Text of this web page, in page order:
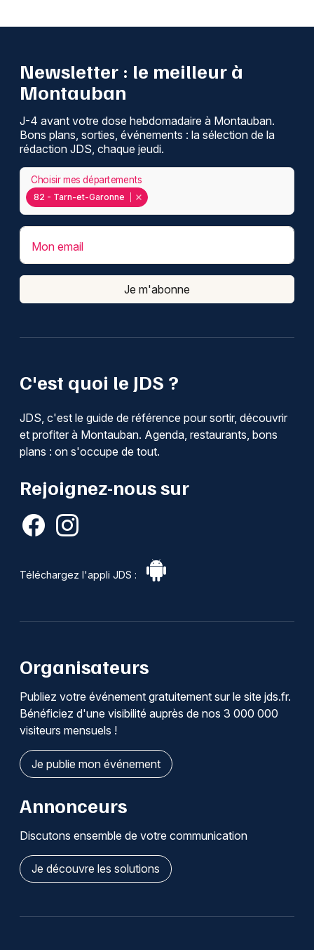
C'est quoi le JDS ?
JDS, c'est le guide de référence pour sortir, découvrir
et profiter à Montauban. Agenda, restaurants, bons
plans : on s'occupe de tout.
Rejoignez-nous sur
Téléchargez l'appli JDS :
Newsletter : le meilleur à
Montauban
J-4 avant votre dose hebdomadaire à Montauban.
Bons plans, sorties, événements : la sélection de la
rédaction JDS, chaque jeudi.
82 - Tarn-et-Garonne
Choisir mes départements
Mon email
Je m'abonne
Organisateurs
Publiez votre événement gratuitement sur le site jds.fr.
Bénéficiez d'une visibilité auprès de nos 3 000 000
visiteurs mensuels !
Je publie mon événement
Annonceurs
Discutons ensemble de votre communication
Je découvre les solutions